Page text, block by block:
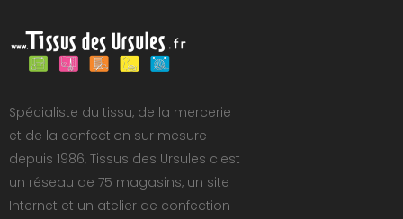
Spécialiste du tissu, de la mercerie
et de la confection sur mesure
depuis 1986, Tissus des Ursules c'est
un réseau de 75 magasins, un site
Internet et un atelier de confection